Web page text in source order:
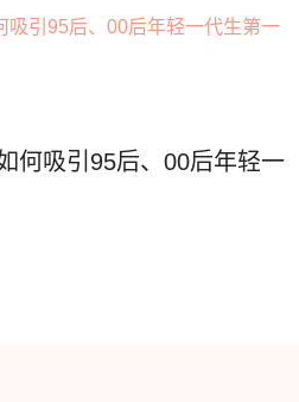
何吸引95后、00后年轻一